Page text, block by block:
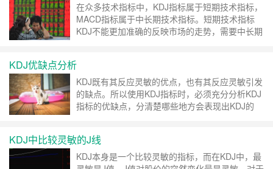
在众多技术指标中，KDJ指标属于短期技术指标，
MACD指标属于中长期技术指标。短期技术指标
KDJ不能更加准确的反映市场的走势，需要中长期
KDJ优缺点分析
KDJ既有其反应灵敏的优点，也有其反应灵敏引发
的缺点。所以使用KDJ指标时，必须充分分析KDJ
指标的优缺点，分清楚哪些地方会表现出KDJ的
KDJ中比较灵敏的J线
KDJ本身是一个比较灵敏的指标，而在KDJ中，最